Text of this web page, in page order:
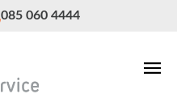
085 060 4444